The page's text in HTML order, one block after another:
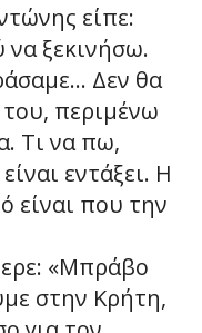
είπε:
ξεκινήσω.
Δεν θα
περιμένω
Τι να πω,
εντάξει. Η
είναι που την
«Μπράβο
στην Κρήτη,